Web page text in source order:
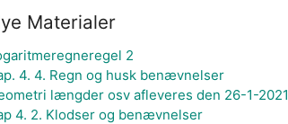
Materialer
2
4. 4. Regn og husk benævnelser
længder osv afleveres den 26-1-2021
4. 2. Klodser og benævnelser